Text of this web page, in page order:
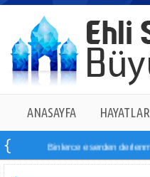
ANASAYFA HAYATLAR
Binlerce eserden derlenmiş